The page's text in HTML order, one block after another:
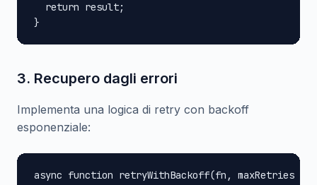
  return result;
}
3. Recupero dagli errori
Implementa una logica di retry con backoff
esponenziale:
async function retryWithBackoff(fn, maxRetries =